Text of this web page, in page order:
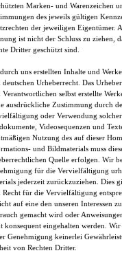
Marken- und Warenzeichen
des jeweils gültigen
der jeweiligen Eigentümer.
ist nicht der Schluss zu ziehen,
Dritter geschützt sind.
uns erstellten Inhalte und
deutschen Urheberrecht. Das
Verantwortlichen selbst erstellte
ausdrückliche Zustimmung durch
oder Verwendung
Videosequenzen und
Nutzung des auf dieser
und Bildmaterials muss
Quelle erfolgen. Wir
für die Vervielfältigung
jederzeit zurückzuziehen. Dies
Recht für die Vervielfältigung
auf eine den unseren Interessen
gemacht wird oder
konsequent eingehalten werden.
Genehmigung keinerlei
von Rechten Dritter.